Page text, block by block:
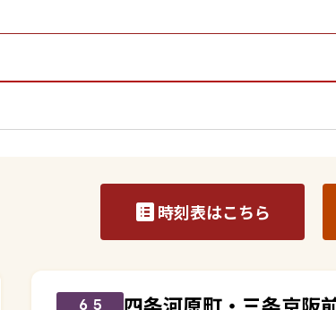
時刻表はこちら
６５